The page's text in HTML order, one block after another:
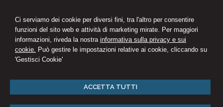
Ci serviamo dei cookie per diversi fini, tra l'altro per consentire
funzioni del sito web e attività di marketing mirate. Per maggiori
informazioni, riveda la nostra informativa sulla privacy e sui
cookie. Può gestire le impostazioni relative ai cookie, cliccando su
'Gestisci Cookie'
ACCETTA TUTTI